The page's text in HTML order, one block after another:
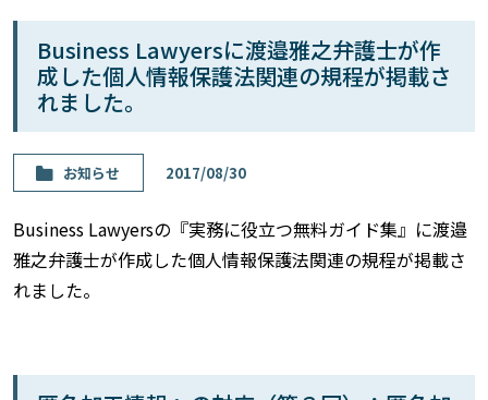
Business Lawyersに渡邉雅之弁護士が作
成した個人情報保護法関連の規程が掲載さ
れました。
お知らせ 2017/08/30
Business Lawyersの『実務に役立つ無料ガイド集』に渡邉
雅之弁護士が作成した個人情報保護法関連の規程が掲載さ
れました。